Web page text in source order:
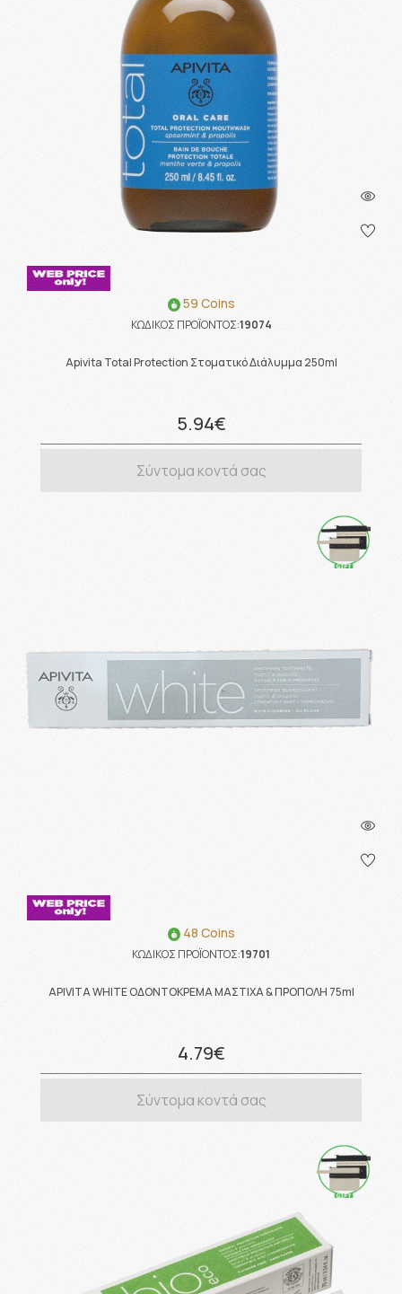
59 Coins
ΚΩΔΙΚΟΣ ΠΡΟΪΟΝΤΟΣ:19074
Apivita Total Protection Στοματικό Διάλυμμα 250ml
5.94€
Σύντομα κοντά σας
48 Coins
ΚΩΔΙΚΟΣ ΠΡΟΪΟΝΤΟΣ:19701
APIVITA WHITE ΟΔΟΝΤΟΚΡΕΜΑ ΜΑΣΤΙΧΑ & ΠΡΟΠΟΛΗ 75ml
4.79€
Σύντομα κοντά σας